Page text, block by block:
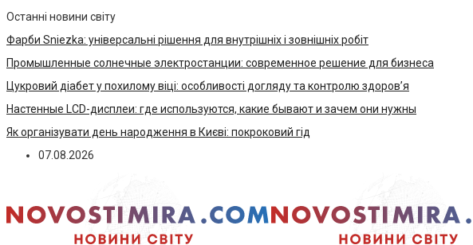
Останні новини світу
Фарби Sniezka: універсальні рішення для внутрішніх і зовнішніх робіт
Промышленные солнечные электростанции: современное решение для бизнеса
Цукровий діабет у похилому віці: особливості догляду та контролю здоров’я
Настенные LCD-дисплеи: где используются, какие бывают и зачем они нужны
Як організувати день народження в Києві: покроковий гід
07.08.2026